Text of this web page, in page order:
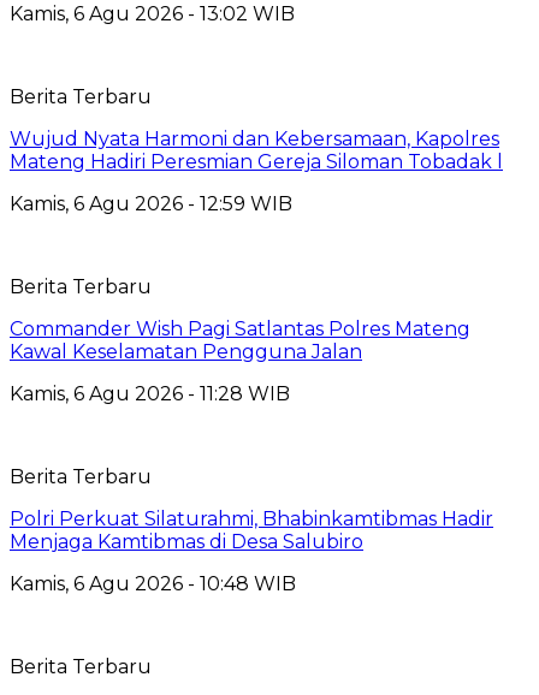
Kamis, 6 Agu 2026 - 13:02 WIB
Berita Terbaru
Wujud Nyata Harmoni dan Kebersamaan, Kapolres
Mateng Hadiri Peresmian Gereja Siloman Tobadak l
Kamis, 6 Agu 2026 - 12:59 WIB
Berita Terbaru
Commander Wish Pagi Satlantas Polres Mateng
Kawal Keselamatan Pengguna Jalan
Kamis, 6 Agu 2026 - 11:28 WIB
Berita Terbaru
Polri Perkuat Silaturahmi, Bhabinkamtibmas Hadir
Menjaga Kamtibmas di Desa Salubiro
Kamis, 6 Agu 2026 - 10:48 WIB
Berita Terbaru